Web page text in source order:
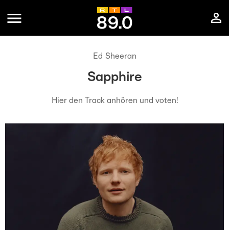
Ed Sheeran
Sapphire
Hier den Track anhören und voten!